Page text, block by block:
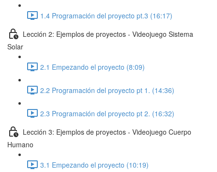
1.4 Programación del proyecto pt.3 (16:17)
Lección 2: Ejemplos de proyectos - Videojuego Sistema
Solar
2.1 Empezando el proyecto (8:09)
2.2 Programación del proyecto pt 1. (14:36)
2.3 Programación del proyecto pt 2. (16:32)
Lección 3: Ejemplos de proyectos - Videojuego Cuerpo
Humano
3.1 Empezando el proyecto (10:19)